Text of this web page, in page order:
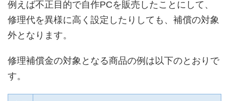
例えば不正目的で自作PCを販売したことにして、
修理代を異様に高く設定したりしても、補償の対象
外となります。
修理補償金の対象となる商品の例は以下のとおりで
す。